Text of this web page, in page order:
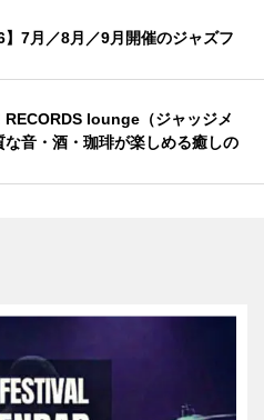
】7月／8月／9月開催のジャズフ
RECORDS lounge（ジャッジメ
音・酒・珈琲が楽しめる癒しの